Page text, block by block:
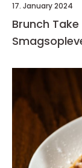
17. January 2024
Brunch